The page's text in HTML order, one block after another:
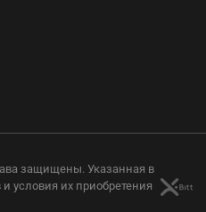
защищены. Указанная в
условия их приобретения